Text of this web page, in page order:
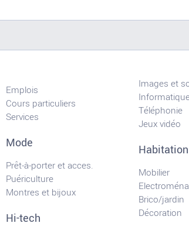
Emplois
Cours particuliers
Services
Mode
Prêt-à-porter et acces.
Puériculture
Montres et bijoux
Hi-tech
Images et
Téléphonie
Jeux vidéo
Habitation
Mobilier
Brico/jardin
Décoration